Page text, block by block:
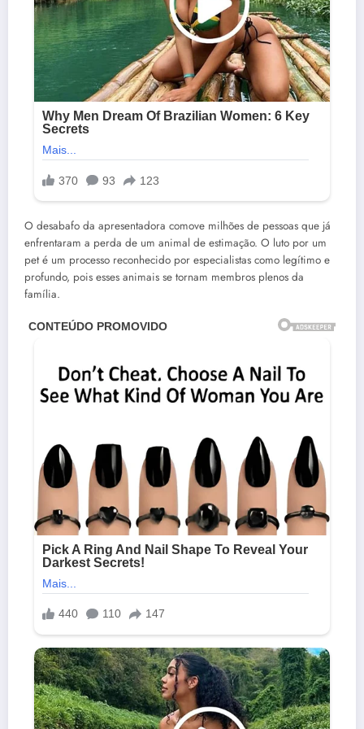
O desabafo da apresentadora comove milhões de pessoas que já
enfrentaram a perda de um animal de estimação. O luto por um
pet é um processo reconhecido por especialistas como legítimo e
profundo, pois esses animais se tornam membros plenos da
família.